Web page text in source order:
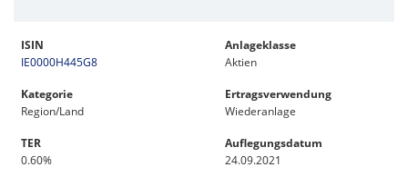
ISIN
IE0000H445G8
Anlageklasse
Aktien
Kategorie
Region/Land
Ertragsverwendung
Wiederanlage
TER
0.60%
Auflegungsdatum
24.09.2021